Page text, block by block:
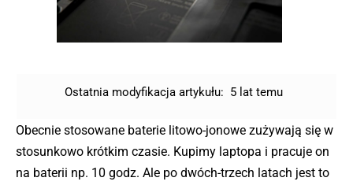
Ostatnia modyfikacja artykułu: 5 lat temu
Obecnie stosowane baterie litowo-jonowe zużywają się w
stosunkowo krótkim czasie. Kupimy laptopa i pracuje on
na baterii np. 10 godz. Ale po dwóch-trzech latach jest to